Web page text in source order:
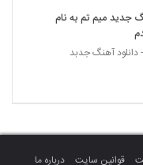
Morteza
مرد و قولش
بنام بد باشی هم خوبه
جدید میم تم به نام
دانلود آهنگ جدبد
قوانین سایت درباره ما